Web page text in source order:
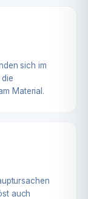
sich im
Material.
auch